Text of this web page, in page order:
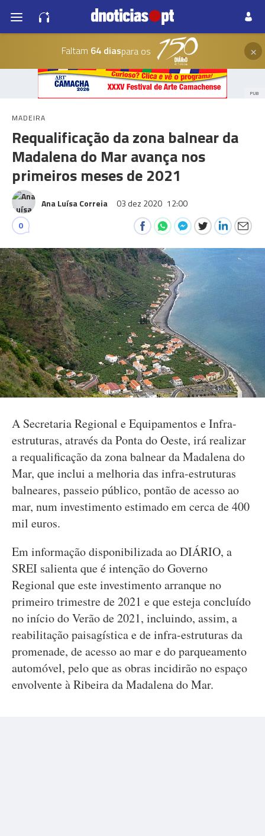
Faltam 64 diaspara os ×
PUB
MADEIRA
Requalificação da zona balnear da
Madalena do Mar avança nos
primeiros meses de 2021
Ana Luísa Correia 03 dez 2020 12:00
0
A Secretaria Regional e Equipamentos e Infra-
estruturas, através da Ponta do Oeste, irá realizar
a requalificação da zona balnear da Madalena do
Mar, que inclui a melhoria das infra-estruturas
balneares, passeio público, pontão de acesso ao
mar, num investimento estimado em cerca de 400
mil euros.
Em informação disponibilizada ao DIÁRIO, a
SREI salienta que é intenção do Governo
Regional que este investimento arranque no
primeiro trimestre de 2021 e que esteja concluído
no início do Verão de 2021, incluindo, assim, a
reabilitação paisagística e de infra-estruturas da
promenade, de acesso ao mar e do parqueamento
automóvel, pelo que as obras incidirão no espaço
envolvente à Ribeira da Madalena do Mar.